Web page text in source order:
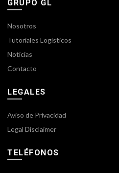
GRUPO GL
Nosotros
Tutoriales Logísticos
Noticias
Contacto
LEGALES
Aviso de Privacidad
Legal Disclaimer
TELÉFONOS